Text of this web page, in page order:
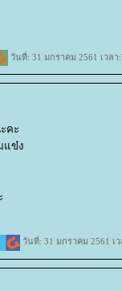
วันที่: 31 มกราคม 2561 เวลา
คะ
แข๋ง
วันที่: 31 มกราคม 2561 เ